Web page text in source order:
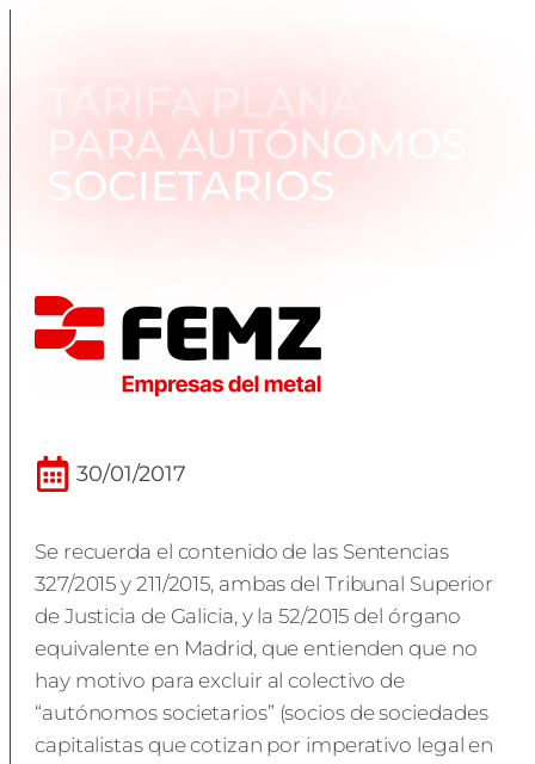
TARIFA PLANA
PARA AUTÓNOMOS
SOCIETARIOS
30/01/2017
Se recuerda el contenido de las Sentencias
327/2015 y 211/2015, ambas del Tribunal Superior
de Justicia de Galicia, y la 52/2015 del órgano
equivalente en Madrid, que entienden que no
hay motivo para excluir al colectivo de
“autónomos societarios” (socios de sociedades
capitalistas que cotizan por imperativo legal en